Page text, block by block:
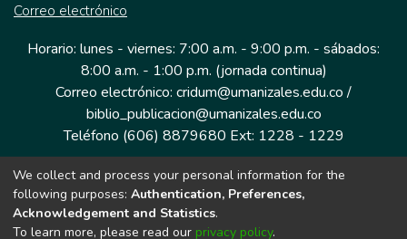
Correo electrónico
Horario: lunes - viernes: 7:00 a.m. - 9:00 p.m. - sábados:
8:00 a.m. - 1:00 p.m. (jornada continua)
Correo electrónico: cridum@umanizales.edu.co /
biblio_publicacion@umanizales.edu.co
Teléfono (606) 8879680 Ext: 1228 - 1229
Dirección: Cra 9 a # 19-03 Edificio histórico, piso 1
Manizales, Caldas
Colombia.
We collect and process your personal information for the
following purposes: Authentication, Preferences,
Acknowledgement and Statistics.
To learn more, please read our privacy policy.